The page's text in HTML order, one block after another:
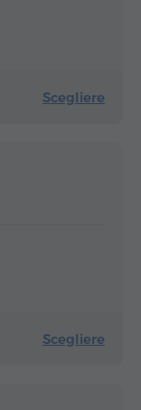
Scegliere
Scegliere